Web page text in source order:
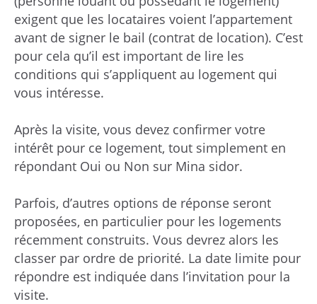
exigent que les locataires voient l’appartement
avant de signer le bail (contrat de location). C’est
pour cela qu’il est important de lire les
conditions qui s’appliquent au logement qui
vous intéresse.
Après la visite, vous devez confirmer votre
intérêt pour ce logement, tout simplement en
répondant Oui ou Non sur Mina sidor.
Parfois, d’autres options de réponse seront
proposées, en particulier pour les logements
récemment construits. Vous devrez alors les
classer par ordre de priorité. La date limite pour
répondre est indiquée dans l’invitation pour la
visite.